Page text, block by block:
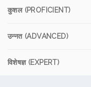
कुशल (PROFICIENT)
उन्नत (ADVANCED)
विशेषज्ञ (EXPERT)